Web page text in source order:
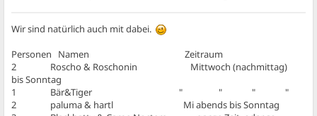
Wir sind natürlich auch mit dabei.
Personen Namen Zeitraum
2 Roscho & Roschonin Mittwoch (nachmittag)
bis Sonntag
1 Bär&Tiger " " " "
2 paluma & hartl Mi abends bis Sonntag